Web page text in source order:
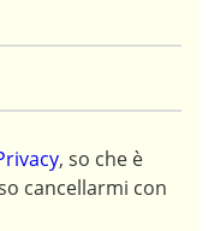
, so che è
cancellarmi con